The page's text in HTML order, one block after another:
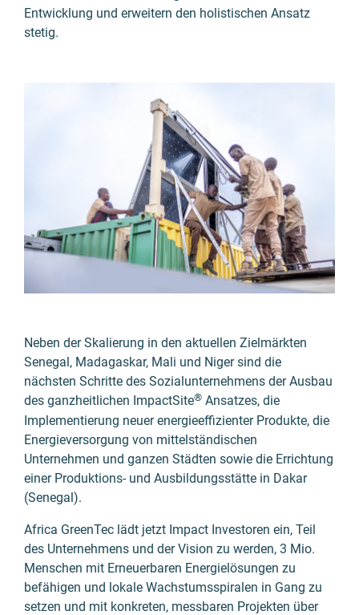
Entwicklung und erweitern den holistischen Ansatz
stetig.
Neben der Skalierung in den aktuellen Zielmärkten
Senegal, Madagaskar, Mali und Niger sind die
nächsten Schritte des Sozial­unternehmens der Ausbau
des ganzheitlichen ImpactSite® Ansatzes, die
Implementierung neuer energie­effizienter Produkte, die
Energieversorgung von mittel­ständischen
Unternehmen und ganzen Städten sowie die Errichtung
einer Produktions- und Ausbildungsstätte in Dakar
(Senegal).
Africa GreenTec lädt jetzt Impact Investoren ein, Teil
des Unter­nehmens und der Vision zu werden, 3 Mio.
Menschen mit Erneuerbaren Energie­lösungen zu
befähigen und lokale Wachstums­spiralen in Gang zu
setzen und mit konkreten, messbaren Projekten über